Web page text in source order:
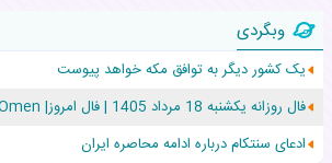
زن ۲۴ ساله پس از درمان سرطان رحم، مادر شد
افزایش قد این دختر، چند میلیون دلار برای پدرش خرج
حرکت غیرقانونی یک پرستار، جان دوقلوها را نجات داد!
وبگردی
یک کشور دیگر به توافق مکه خواهد پیوست
فال روزانه یکشنبه 18 مرداد 1405 | فال امروز| Daily Omen
ادعای سنتکام درباره ادامه محاصره ایران